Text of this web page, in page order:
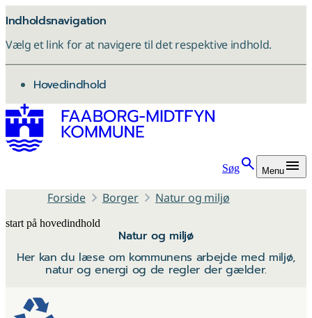
Indholdsnavigation
Vælg et link for at navigere til det respektive indhold.
gå til
Hovedindhold
Søg Menu
Forside Borger Natur og miljø
start på hovedindhold
Natur og miljø
Her kan du læse om kommunens arbejde med miljø,
natur og energi og de regler der gælder.
senest opdateret 15. januar 2026